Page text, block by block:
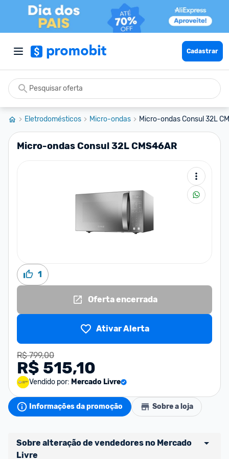
Cadastrar
Eletrodomésticos Micro-ondas Micro-ondas Consul 32L
Micro-ondas Consul 32L CMS46AR
1
Oferta encerrada
Ativar Alerta
R$ 799,00
R$ 515,10
Vendido por: Mercado Livre
Informações da promoção Sobre a loja
Sobre alteração de vendedores no Mercado
Livre